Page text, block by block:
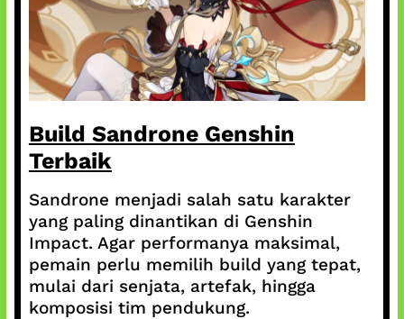
Build Sandrone Genshin
Terbaik
Sandrone menjadi salah satu karakter
yang paling dinantikan di Genshin
Impact. Agar performanya maksimal,
pemain perlu memilih build yang tepat,
mulai dari senjata, artefak, hingga
komposisi tim pendukung.